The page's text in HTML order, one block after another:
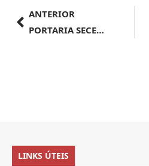
ANTERIOR
PORTARIA SECEX Nº 337, DE 22 DE JULHO DE 2024
LINKS ÚTEIS